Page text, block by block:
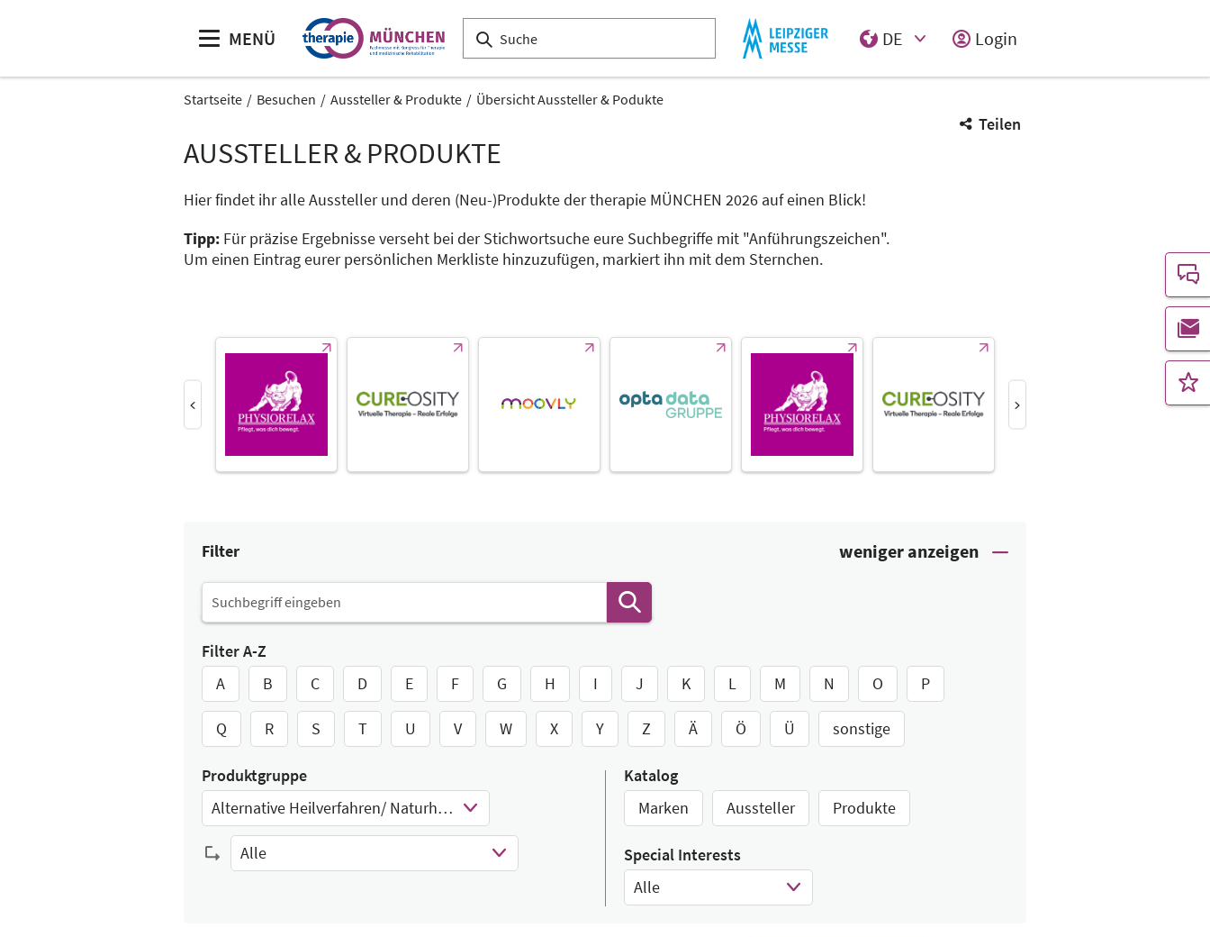
MENÜ
DE
Login
Startseite Besuchen Aussteller & Produkte Übersicht Aussteller & Podukte
Teilen
AUSSTELLER & PRODUKTE
Hier findet ihr alle Aussteller und deren (Neu-)Produkte der therapie MÜNCHEN 2026 auf einen Blick!
Tipp: Für präzise Ergebnisse verseht bei der Stichwortsuche eure Suchbegriffe mit "Anführungszeichen".
Um einen Eintrag eurer persönlichen Merkliste hinzuzufügen, markiert ihn mit dem Sternchen.
Filter
Filter A-Z
A
B C D E F G H I J K L M N O P
Q R S T U V W X Y Z Ä Ö Ü sonstige
Produktgruppe
Alternative Heilverfahren/ Naturheilkunde
Select Input
Alle
Katalog
Marken
Aussteller Produkte
Special Interests
Alle